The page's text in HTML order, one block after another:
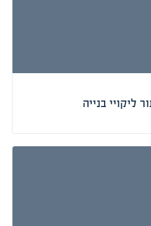
ליקויי בנייה